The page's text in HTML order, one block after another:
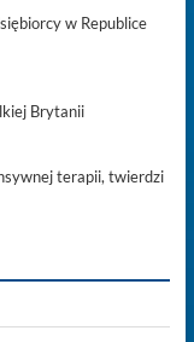
w Republice
Brytanii
terapii, twierdzi